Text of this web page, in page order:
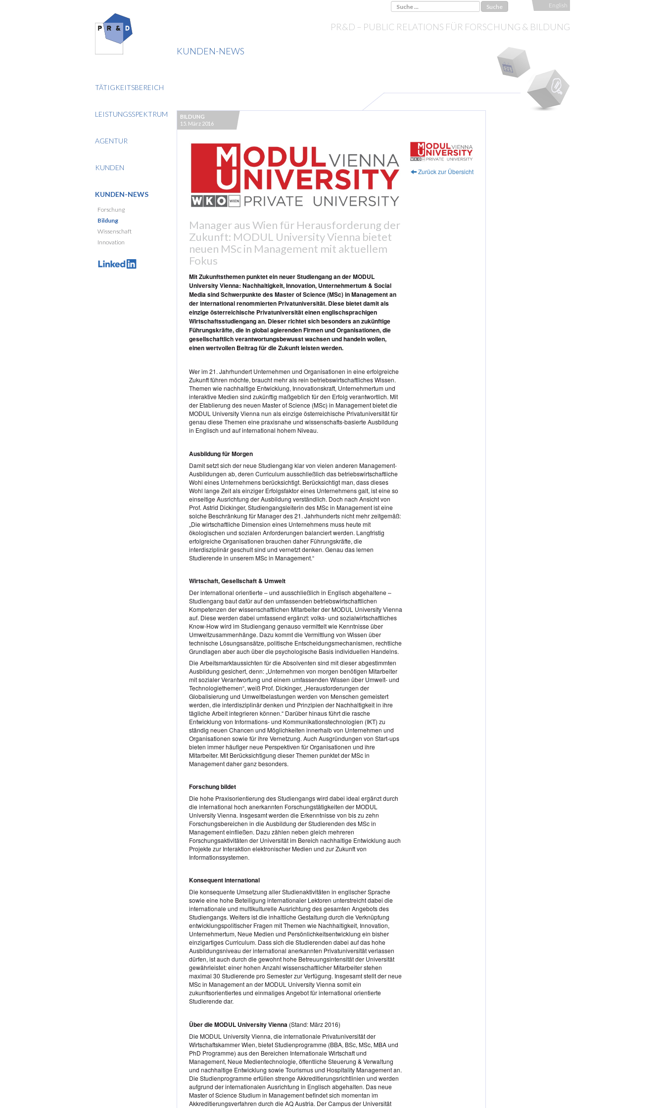
TÄTIGKEITSBEREICH
LEISTUNGSSPEKTRUM
AGENTUR
KUNDEN
KUNDEN-NEWS
Forschung
Bildung
Wissenschaft
Innovation
English
PR&D – PUBLIC RELATIONS FÜR FORSCHUNG & BILDUNG
KUNDEN-NEWS
BILDUNG
15. März 2016
Manager aus Wien für Herausforderung der
Zukunft: MODUL University Vienna bietet
neuen MSc in Management mit aktuellem
Fokus
Mit Zukunftsthemen punktet ein neuer Studiengang an der MODUL
University Vienna: Nachhaltigkeit, Innovation, Unternehmertum & Social
Media sind Schwerpunkte des Master of Science (MSc) in Management an
der international renommierten Privatuniversität. Diese bietet damit als
einzige österreichische Privatuniversität einen englischsprachigen
Wirtschaftsstudiengang an. Dieser richtet sich besonders an zukünftige
Führungskräfte, die in global agierenden Firmen und Organisationen, die
gesellschaftlich verantwortungsbewusst wachsen und handeln wollen,
einen wertvollen Beitrag für die Zukunft leisten werden.
Wer im 21. Jahrhundert Unternehmen und Organisationen in eine erfolgreiche
Zukunft führen möchte, braucht mehr als rein betriebswirtschaftliches Wissen.
Themen wie nachhaltige Entwicklung, Innovationskraft, Unternehmertum und
interaktive Medien sind zukünftig maßgeblich für den Erfolg verantwortlich. Mit
der Etablierung des neuen Master of Science (MSc) in Management bietet die
MODUL University Vienna nun als einzige österreichische Privatuniversität für
genau diese Themen eine praxisnahe und wissenschafts-basierte Ausbildung
in Englisch und auf international hohem Niveau.
Ausbildung für Morgen
Damit setzt sich der neue Studiengang klar von vielen anderen Management-
Ausbildungen ab, deren Curriculum ausschließlich das betriebswirtschaftliche
Wohl eines Unternehmens berücksichtigt. Berücksichtigt man, dass dieses
Wohl lange Zeit als einziger Erfolgsfaktor eines Unternehmens galt, ist eine so
einseitige Ausrichtung der Ausbildung verständlich. Doch nach Ansicht von
Prof. Astrid Dickinger, Studiengangsleiterin des MSc in Management ist eine
solche Beschränkung für Manager des 21. Jahrhunderts nicht mehr zeitgemäß:
„Die wirtschaftliche Dimension eines Unternehmens muss heute mit
ökologischen und sozialen Anforderungen balanciert werden. Langfristig
erfolgreiche Organisationen brauchen daher Führungskräfte, die
interdisziplinär geschult sind und vernetzt denken. Genau das lernen
Studierende in unserem MSc in Management.“
Wirtschaft, Gesellschaft & Umwelt
Der international orientierte – und ausschließlich in Englisch abgehaltene –
Studiengang baut dafür auf den umfassenden betriebswirtschaftlichen
Kompetenzen der wissenschaftlichen Mitarbeiter der MODUL University Vienna
auf. Diese werden dabei umfassend ergänzt: volks- und sozialwirtschaftliches
Know-How wird im Studiengang genauso vermittelt wie Kenntnisse über
Umweltzusammenhänge. Dazu kommt die Vermittlung von Wissen über
technische Lösungsansätze, politische Entscheidungsmechanismen, rechtliche
Grundlagen aber auch über die psychologische Basis individuellen Handelns.
Die Arbeitsmarktaussichten für die Absolventen sind mit dieser abgestimmten
Ausbildung gesichert, denn: „Unternehmen von morgen benötigen Mitarbeiter
mit sozialer Verantwortung und einem umfassenden Wissen über Umwelt- und
Technologiethemen“, weiß Prof. Dickinger, „Herausforderungen der
Globalisierung und Umweltbelastungen werden von Menschen gemeistert
werden, die interdisziplinär denken und Prinzipien der Nachhaltigkeit in ihre
tägliche Arbeit integrieren können.“ Darüber hinaus führt die rasche
Entwicklung von Informations- und Kommunikationstechnologien (IKT) zu
ständig neuen Chancen und Möglichkeiten innerhalb von Unternehmen und
Organisationen sowie für ihre Vernetzung. Auch Ausgründungen von Start-ups
bieten immer häufiger neue Perspektiven für Organisationen und ihre
Mitarbeiter. Mit Berücksichtigung dieser Themen punktet der MSc in
Management daher ganz besonders.
Forschung bildet
Die hohe Praxisorientierung des Studiengangs wird dabei ideal ergänzt durch
die international hoch anerkannten Forschungstätigkeiten der MODUL
University Vienna. Insgesamt werden die Erkenntnisse von bis zu zehn
Forschungsbereichen in die Ausbildung der Studierenden des MSc in
Management einfließen. Dazu zählen neben gleich mehreren
Forschungsaktivitäten der Universität im Bereich nachhaltige Entwicklung auch
Projekte zur Interaktion elektronischer Medien und zur Zukunft von
Informationssystemen.
Konsequent international
Die konsequente Umsetzung aller Studienaktivitäten in englischer Sprache
sowie eine hohe Beteiligung internationaler Lektoren unterstreicht dabei die
internationale und multikulturelle Ausrichtung des gesamten Angebots des
Studiengangs. Weiters ist die inhaltliche Gestaltung durch die Verknüpfung
entwicklungspolitischer Fragen mit Themen wie Nachhaltigkeit, Innovation,
Unternehmertum, Neue Medien und Persönlichkeitsentwicklung ein bisher
einzigartiges Curriculum. Dass sich die Studierenden dabei auf das hohe
Ausbildungsniveau der international anerkannten Privatuniversität verlassen
dürfen, ist auch durch die gewohnt hohe Betreuungsintensität der Universität
gewährleistet: einer hohen Anzahl wissenschaftlicher Mitarbeiter stehen
maximal 30 Studierende pro Semester zur Verfügung. Insgesamt stellt der neue
MSc in Management an der MODUL University Vienna somit ein
zukunftsorientiertes und einmaliges Angebot für international orientierte
Studierende dar.
Über die MODUL University Vienna (Stand: März 2016)
Die MODUL University Vienna, die internationale Privatuniversität der
Wirtschaftskammer Wien, bietet Studienprogramme (BBA, BSc, MSc, MBA und
PhD Programme) aus den Bereichen Internationale Wirtschaft und
Management, Neue Medientechnologie, öffentliche Steuerung & Verwaltung
und nachhaltige Entwicklung sowie Tourismus und Hospitality Management an.
Die Studienprogramme erfüllen strenge Akkreditierungsrichtlinien und werden
aufgrund der internationalen Ausrichtung in Englisch abgehalten. Das neue
Master of Science Studium in Management befindet sich momentan im
Akkreditierungsverfahren durch die AQ Austria. Der Campus der Universität
Zurück zur Übersicht